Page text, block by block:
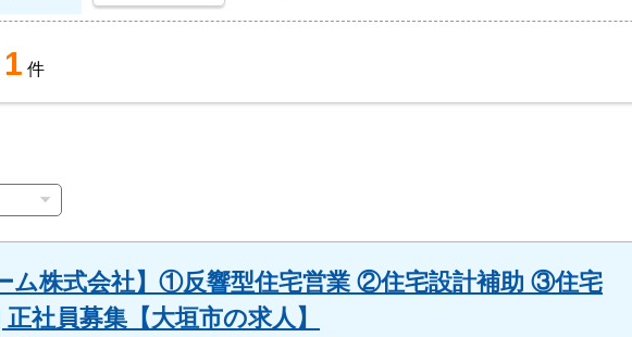
1 件
ム株式会社】①反響型住宅営業 ②住宅設計補助 ③住宅
社員募集【大垣市の求人】